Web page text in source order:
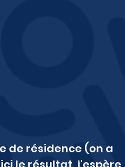
de résidence (on a